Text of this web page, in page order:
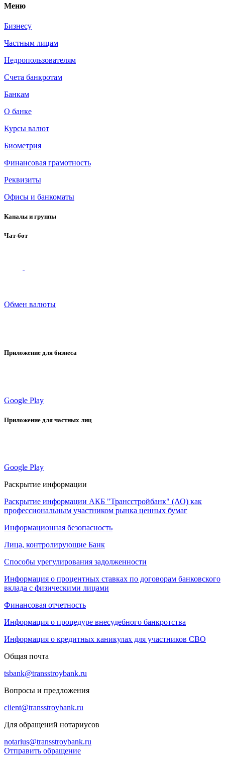
Меню
Бизнесу
Частным лицам
Недропользователям
Счета банкротам
Банкам
О банке
Курсы валют
Биометрия
Финансовая грамотность
Реквизиты
Офисы и банкоматы
Каналы и группы
Чат-бот
Обмен валюты
Приложение для бизнеса
Google Play
Приложение для частных лиц
Google Play
Раскрытие информации
Раскрытие информации АКБ "Трансстройбанк" (АО) как
профессиональным участником рынка ценных бумаг
Информационная безопасность
Лица, контролирующие Банк
Способы урегулирования задолженности
Информация о процентных ставках по договорам банковского
вклада с физическими лицами
Финансовая отчетность
Информация о процедуре внесудебного банкротства
Информация о кредитных каникулах для участников СВО
Общая почта
tsbank@transstroybank.ru
Вопросы и предложения
client@transstroybank.ru
Для обращений нотариусов
notarius@transstroybank.ru
Отправить обращение